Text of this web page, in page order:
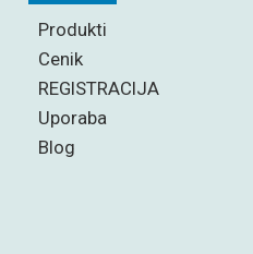
Produkti
Cenik
REGISTRACIJA
Uporaba
Blog